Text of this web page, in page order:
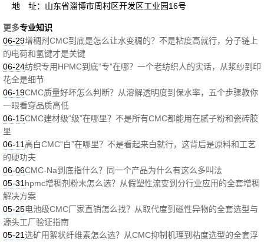
地 址：山东省淄博市周村区开发区工业园16号
更多专业知识
06-29增稠剂CMC到底是怎么让水变稠的？不是粘度高就行，分子链上
的电荷和氢键才是关键
06-24纺织专用HPMC到底“专”在哪？一个老纺织人的实话，从浆纱到印
花全是细节
06-19CMC质量好坏怎么判断？从溶解透明度到保水率，五个步骤教你
一眼看穿品质高低
06-15CMC建材级“级”在哪里？不是所有CMC都能用在腻子粉和瓷砖胶
里
06-11高白CMC“白”在哪里？不是看起来白就行，这背后是原料和工艺
的硬功夫
06-06CMC-Na到底指什么？同一个产品为什么有这么多叫法
05-31 hpmc增稠剂粉末怎么选？从假塑性流变到分行业应用的全套增稠
解决方案
05-25电池级CMC厂家直销怎么找？从取代度到磁性异物的全套选型与
源头工厂验证指南
05-21选矿用絮状纤维素怎么选？从CMC抑制机理到粘度选型的全套浮